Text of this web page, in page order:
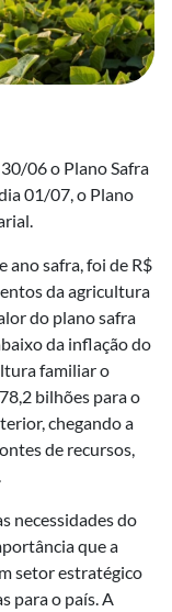
06 o Plano Safra
01/07, o Plano
ano safra, foi de R$
da agricultura
do plano safra
da inflação do
familiar o
bilhões para o
chegando a
de recursos,
necessidades do
que a
setor estratégico
para o país. A